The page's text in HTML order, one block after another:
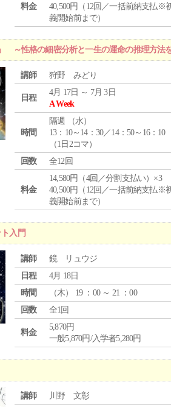
料金
40,500円（12回／一括前納支払※
義開始前まで）
～性格の細密分析と一生の運命の推理方法
講師 狩野 みどり
日程
4月 17日 ～ 7月 3日
A Week
時間
隔週 （水）
13：10～14：30／14：50～16：10
（1日2コマ）
回数
全12回
料金
14,580円（4回／分割支払い）×3
40,500円（12回／一括前納支払※
義開始前まで）
入門
講師
鏡 リュウジ
日程
4月 18日
時間
（木） 19 ：00 ～ 21 ：00
回数
全1回
料金
5,870円
一般5,870円/入学者5,280円
講師 川野 文彰